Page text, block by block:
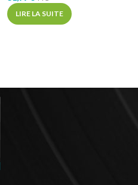
LIRE LA SUITE